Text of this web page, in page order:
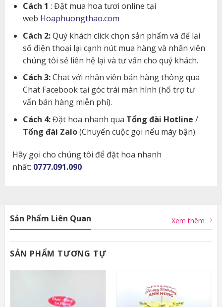
Cách 1 : Đặt mua hoa tươi online tại
web Hoaphuongthao.com
Cách 2:Quý khách click chọn sản phẩm và để lại
số điện thoại lại cạnh nút mua hàng và nhân viên
chúng tôi sẻ liên hệ lại và tư vấn cho quý khách.
Cách 3:Chat với nhân viên bán hàng thông qua
Chat Facebook tại góc trái màn hình (hổ trợ tư
vấn bán hàng miễn phí).
Cách 4:Đặt hoa nhanh qua Tổng đài Hotline /
Tổng đài Zalo(Chuyển cuộc gọi nếu máy bận).
Hãy gọi cho chúng tôi để đặt hoa nhanh
nhất: 0777.091.090
Sản Phẩm Liên Quan Xem thêm
SẢN PHẨM TƯƠNG TỰ